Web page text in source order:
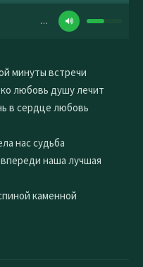
…
минуты встречи
любовь душу лечит
в сердце любовь
нас судьба
наша лучшая
каменной